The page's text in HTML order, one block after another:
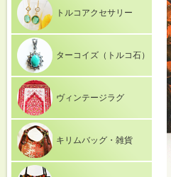
トルコアクセサリー
ターコイズ（トルコ石）
ヴィンテージラグ
キリムバッグ・雑貨